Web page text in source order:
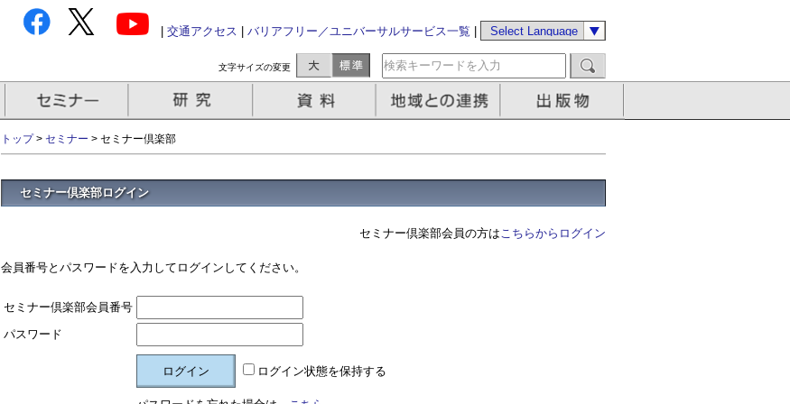
交通アクセス バリアフリー／ユニバーサルサービス一覧
文字サイズの変更
トップ> セミナー > セミナー倶楽部
セミナー倶楽部ログイン
セミナー倶楽部会員の方はこちらからログイン
会員番号とパスワードを入力してログインしてください。
セミナー倶楽部会員番号
パスワード
ログイン状態を保持する